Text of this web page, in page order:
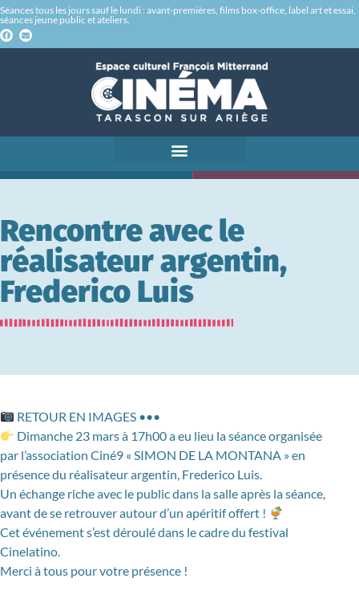
Séances tous les jours sauf le lundi : avant-premières, films box-office, label art et essai,
séances jeune public et ateliers.
Rencontre avec le
réalisateur argentin,
Frederico Luis
RETOUR EN IMAGES •••
Dimanche 23 mars à 17h00 a eu lieu la séance organisée
par l’association Ciné9 « SIMON DE LA MONTANA » en
présence du réalisateur argentin, Frederico Luis.
Un échange riche avec le public dans la salle après la séance,
avant de se retrouver autour d’un apéritif offert !
Cet événement s’est déroulé dans le cadre du festival
Cinelatino.
Merci à tous pour votre présence !